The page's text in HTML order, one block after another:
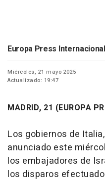
Europa Press Internacional
Miércoles, 21 mayo 2025
Actualizado: 19:47
MADRID, 21 (EUROPA
Los gobiernos de
anunciado este
los embajadores de
los disparos